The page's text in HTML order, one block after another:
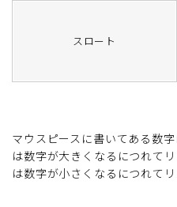
スロート
マウスピースに書いてある数
は数字が大きくなるにつれて
は数字が小さくなるにつれて